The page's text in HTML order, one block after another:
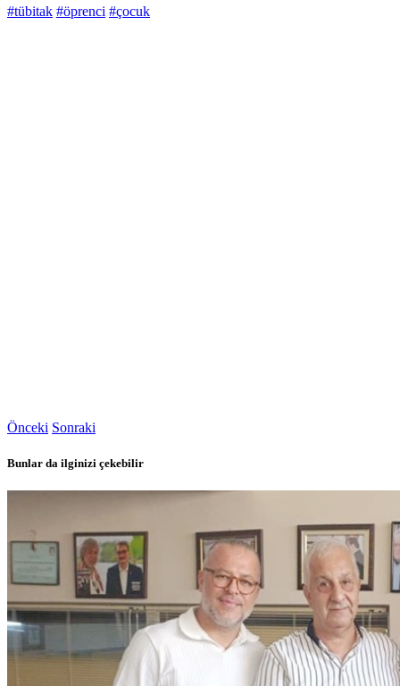
#tübitak #öprenci #çocuk
Önceki Sonraki
Bunlar da ilginizi çekebilir